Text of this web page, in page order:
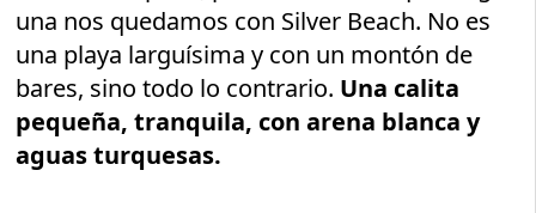
una nos quedamos con Silver Beach. No es
una playa larguísima y con un montón de
bares, sino todo lo contrario. Una calita
pequeña, tranquila, con arena blanca y
aguas turquesas.